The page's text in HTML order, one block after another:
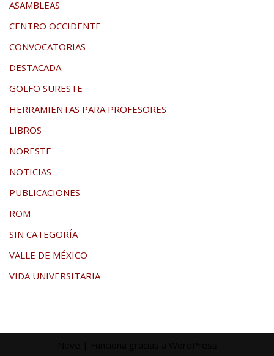
ASAMBLEAS
CENTRO OCCIDENTE
CONVOCATORIAS
DESTACADA
GOLFO SURESTE
HERRAMIENTAS PARA PROFESORES
LIBROS
NORESTE
NOTICIAS
PUBLICACIONES
ROM
SIN CATEGORÍA
VALLE DE MÉXICO
VIDA UNIVERSITARIA